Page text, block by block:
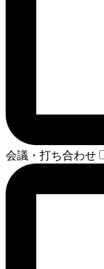
会議・打ち合わせ